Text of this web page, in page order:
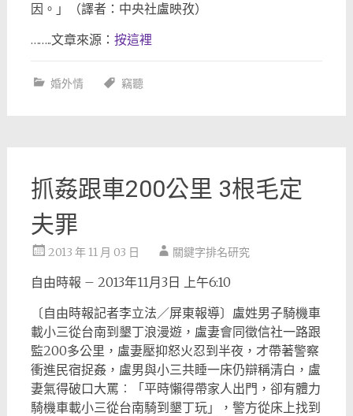
因。」（譯者：中央社盧映孜）
……..文章來源： 按這裡
婚外情 竊聽
抓姦跟車200公里 3根毛定
夫罪
2013 年 11 月 03 日 關鍵字排名研究
自由時報 – 2013年11月3日 上午6:10
〔自由時報記者李立法／屏東報導〕盧姓男子騎機車
載小三從台南到墾丁浪漫遊，盧妻會同徵信社一路跟
監200多公里，盧妻壓抑怒火忍到半夜，才帶著警察
衝進民宿捉姦，盧男與小三共睡一床仍辯稱清白，盧
妻氣得破口大罵︰「平時懶得帶家人出門，卻有體力
騎機車載小三從台南騎到墾丁玩」，警方從床上找到